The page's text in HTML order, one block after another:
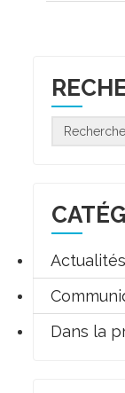
Actualités
Dans la